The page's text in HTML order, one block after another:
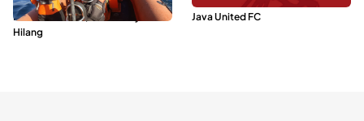
Perairan Taliabu, Satu Nelayan
Hilang
Java United FC